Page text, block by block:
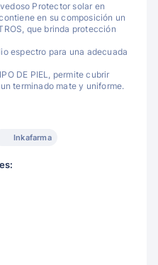
Protector solar en
en su composición un
que brinda protección
espectro para una adecuada
DE PIEL, permite cubrir
terminado mate y uniforme.
Inkafarma